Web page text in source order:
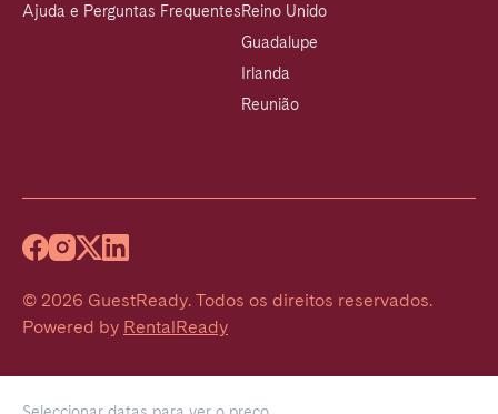
Ajuda e Perguntas FrequentesReino Unido
Guadalupe
Irlanda
Reunião
© 2026 GuestReady. Todos os direitos reservados.
Powered by RentalReady